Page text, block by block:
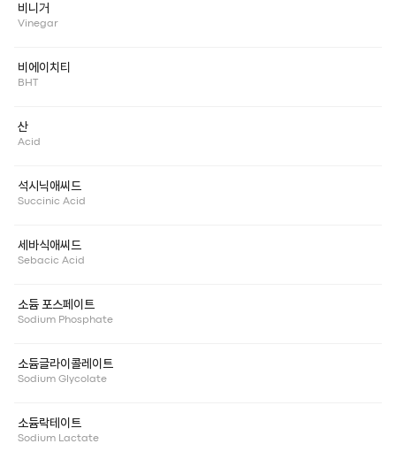
비니거
Vinegar
비에이치티
BHT
산
Acid
석시닉애씨드
Succinic Acid
세바식애씨드
Sebacic Acid
소듐 포스페이트
Sodium Phosphate
소듐글라이콜레이트
Sodium Glycolate
소듐락테이트
Sodium Lactate